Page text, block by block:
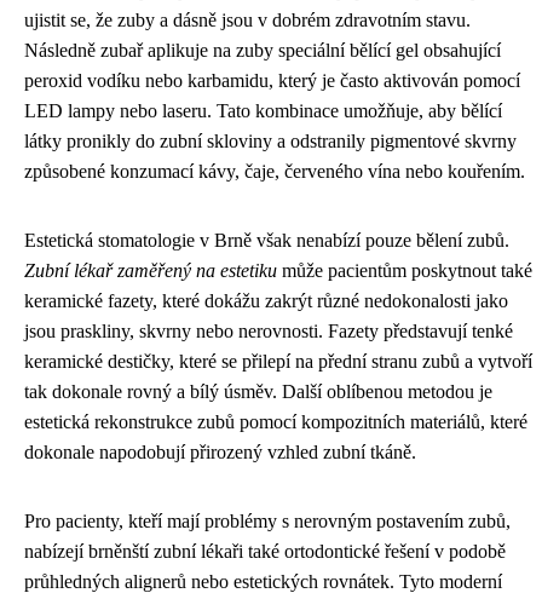
ujistit se, že zuby a dásně jsou v dobrém zdravotním stavu.
Následně zubař aplikuje na zuby speciální bělící gel obsahující
peroxid vodíku nebo karbamidu, který je často aktivován pomocí
LED lampy nebo laseru. Tato kombinace umožňuje, aby bělící
látky pronikly do zubní skloviny a odstranily pigmentové skvrny
způsobené konzumací kávy, čaje, červeného vína nebo kouřením.
Estetická stomatologie v Brně však nenabízí pouze bělení zubů.
Zubní lékař zaměřený na estetiku může pacientům poskytnout také
keramické fazety, které dokážu zakrýt různé nedokonalosti jako
jsou praskliny, skvrny nebo nerovnosti. Fazety představují tenké
keramické destičky, které se přilepí na přední stranu zubů a vytvoří
tak dokonale rovný a bílý úsměv. Další oblíbenou metodou je
estetická rekonstrukce zubů pomocí kompozitních materiálů, které
dokonale napodobují přirozený vzhled zubní tkáně.
Pro pacienty, kteří mají problémy s nerovným postavením zubů,
nabízejí brněnští zubní lékaři také ortodontické řešení v podobě
průhledných alignerů nebo estetických rovnátek. Tyto moderní